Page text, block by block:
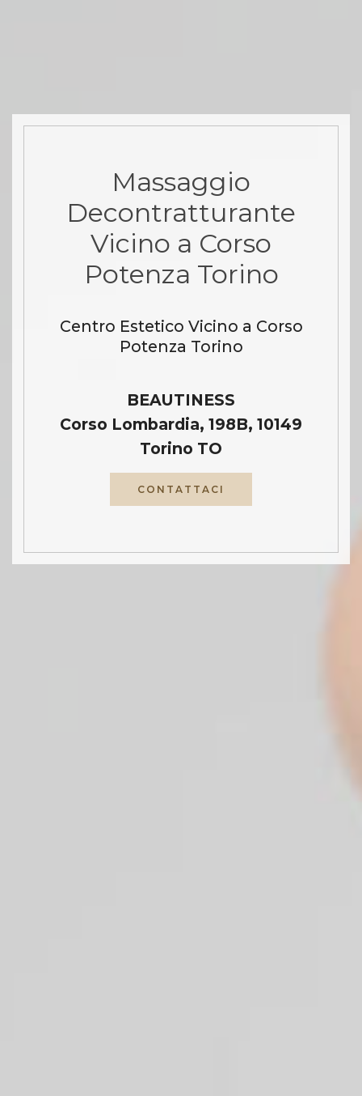
Massaggio
Decontratturante
Vicino a Corso
Potenza Torino
Centro Estetico Vicino a Corso
Potenza Torino
BEAUTINESS
Corso Lombardia, 198B, 10149
Torino TO
CONTATTACI